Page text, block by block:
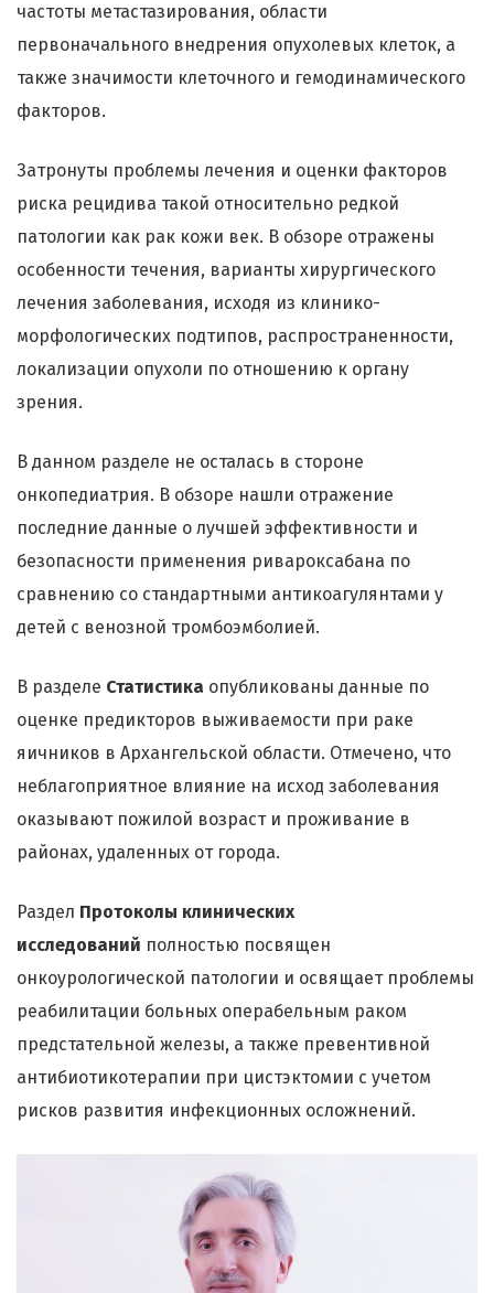
частоты метастазирования, области
первоначального внедрения опухолевых клеток, а
также значимости клеточного и гемодинамического
факторов.
Затронуты проблемы лечения и оценки факторов
риска рецидива такой относительно редкой
патологии как рак кожи век. В обзоре отражены
особенности течения, варианты хирургического
лечения заболевания, исходя из клинико-
морфологических подтипов, распространенности,
локализации опухоли по отношению к органу
зрения.
В данном разделе не осталась в стороне
онкопедиатрия. В обзоре нашли отражение
последние данные о лучшей эффективности и
безопасности применения ривароксабана по
сравнению со стандартными антикоагулянтами у
детей с венозной тромбоэмболией.
В разделе Статистика опубликованы данные по
оценке предикторов выживаемости при раке
яичников в Архангельской области. Отмечено, что
неблагоприятное влияние на исход заболевания
оказывают пожилой возраст и проживание в
районах, удаленных от города.
Раздел Протоколы клинических
исследований полностью посвящен
онкоурологической патологии и освящает проблемы
реабилитации больных операбельным раком
предстательной железы, а также превентивной
антибиотикотерапии при цистэктомии с учетом
рисков развития инфекционных осложнений.